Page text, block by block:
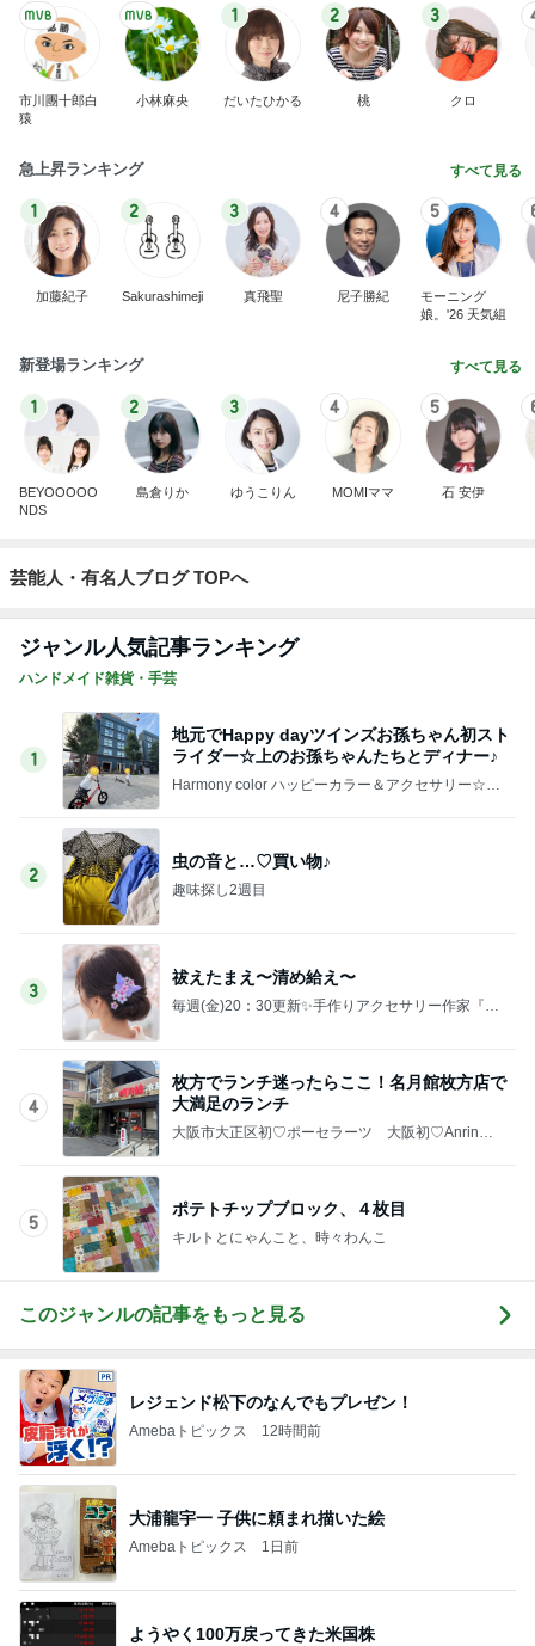
市川團十郎白
猿
小林麻央
1
だいたひかる
2
桃
3
クロ
急上昇ランキング すべて見る
1
加藤紀子
2
Sakurashimeji
3
真飛聖
4
尼子勝紀
5
モーニング
娘。'26 天気組
新登場ランキング すべて見る
1
BEYOOOOO
NDS
2
島倉りか
3
ゆうこりん
4
MOMIママ
5
石 安伊
芸能人・有名人ブログ TOPへ
ジャンル人気記事ランキング
ハンドメイド雑貨・手芸
1
地元でHappy dayツインズお孫ちゃん初スト
ライダー☆上のお孫ちゃんたちとディナー♪
Harmony color ハッピーカラー＆アクセサリー☆毎
2
虫の音と…♡買い物♪
趣味探し2週目
3
祓えたまえ〜清め給え〜
毎週(金)20：30更新✨手作りアクセサリー作家『ミ
4
枚方でランチ迷ったらここ！名月館枚方店で
大満足のランチ
大阪市大正区初♡ポーセラーツ 大阪初♡AnrinA
5
ポテトチップブロック、４枚目
キルトとにゃんこと、時々わんこ
このジャンルの記事をもっと見る
レジェンド松下のなんでもプレゼン！
Amebaトピックス 12時間前
大浦龍宇一 子供に頼まれ描いた絵
Amebaトピックス 1日前
ようやく100万戻ってきた米国株